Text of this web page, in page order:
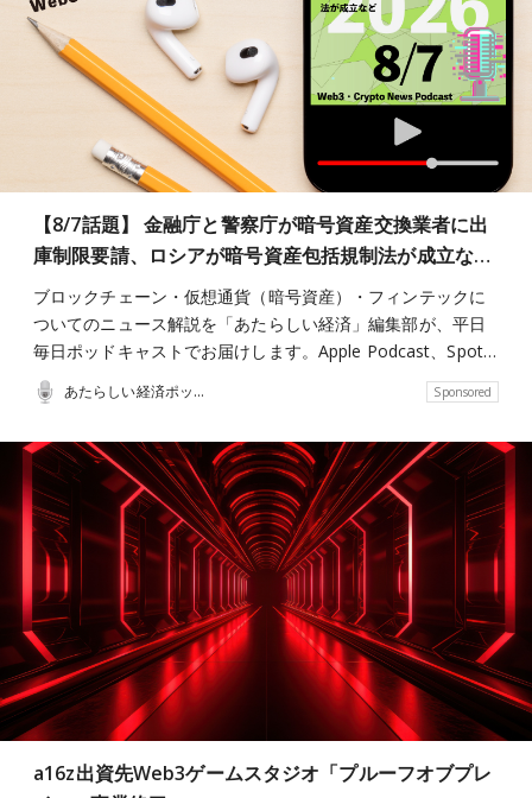
【8/7話題】 金融庁と警察庁が暗号資産交換業者に出
庫制限要請、ロシアが暗号資産包括規制法が成立な…
ブロックチェーン・仮想通貨（暗号資産）・フィンテックに
ついてのニュース解説を「あたらしい経済」編集部が、平日
毎日ポッドキャストでお届けします。Apple Podcast、Spot…
あたらしい経済ポッドキャスト Sponsored
a16z出資先Web3ゲームスタジオ「プルーフオブプレ